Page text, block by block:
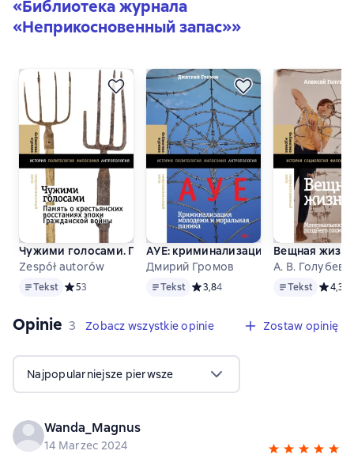
«Библиотека журнала
«Неприкосновенный запас»»
Чужими голосами. Память о крестьянских восстаниях
Zespół autorów
TekstTekst Средний рейтинг 5 на основе 3 оценок
53
АУЕ: криминализация молодежи и
Дмирий Громов
TekstTekst Средний рейтинг 3,8 на основе 4
3,84
Вещная
А. В. Голубев
TekstTekst 4,3
Opinie 3 opinie
3 Zobacz wszystkie opinie Zostaw opinię
Najpopularniejsze pierwsze
Wanda_Magnus
14 Marzec 2024